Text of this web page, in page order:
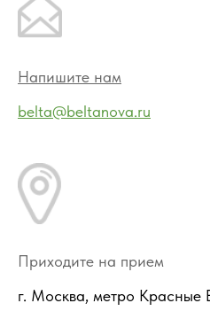
Напишите нам
belta@beltanova.ru
Приходите на прием
г. Москва, метро Красные